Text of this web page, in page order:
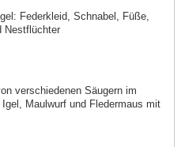
Federkleid, Schnabel, Füße,
Nestflüchter
verschiedenen Säugern im
Maulwurf und Fledermaus mit